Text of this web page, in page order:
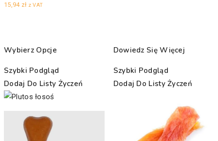
15,94 zł z VAT
Wybierz Opcje
Szybki Podgląd
Dodaj Do Listy Życzeń
Dowiedz Się Więcej
Szybki Podgląd
Dodaj Do Listy Życzeń